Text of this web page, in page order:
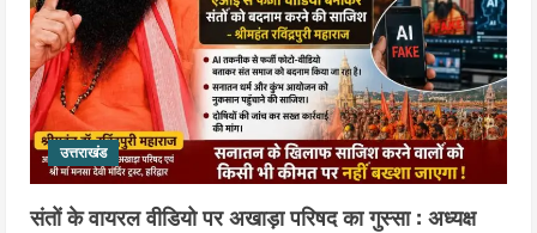
5
उत्तराखंड
पूर्व कैबिनेट मंत्री स्वामी यतीश्वरानंद ने
शिवभक्त कांवड़ियों को भोजन प्रसाद वितरित
कर की सेवा, कांवड़ियों की सेवा के लिए सभी
सामर्थ्यवान आमजन आएं आगे : स्वामी
यतिश्वरानन्द
August 8, 2026
उत्तराखंड
संतों के वायरल वीडियो पर अखाड़ा परिषद का गुस्सा : अध्यक्ष